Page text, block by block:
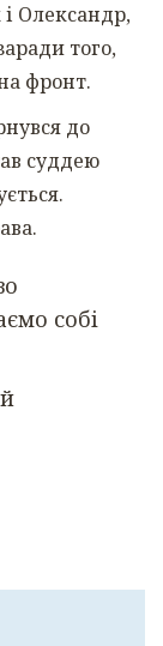
і Олександр,
того,
фронт.
до
суддею
собі